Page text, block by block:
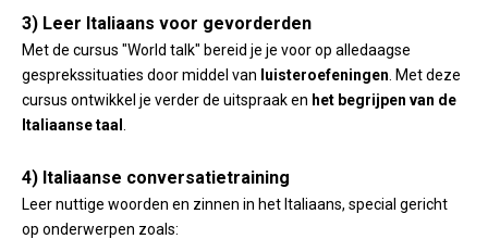
3) Leer Italiaans voor gevorderden
Met de cursus "World talk" bereid je je voor op alledaagse
gesprekssituaties door middel van luisteroefeningen . Met deze
cursus ontwikkel je verder de uitspraak en het begrijpen van de
Italiaanse taal
4) Italiaanse conversatietraining
Leer nuttige woorden en zinnen in het Italiaans, special gericht
op onderwerpen zoals: